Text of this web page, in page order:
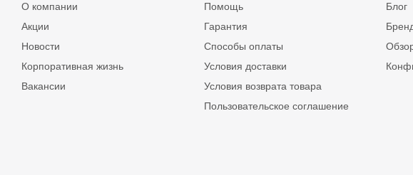
О компании
Акции
Новости
Корпоративная жизнь
Вакансии
Помощь
Гарантия
Способы оплаты
Условия доставки
Условия возврата товара
Пользовательское соглашение
Блог